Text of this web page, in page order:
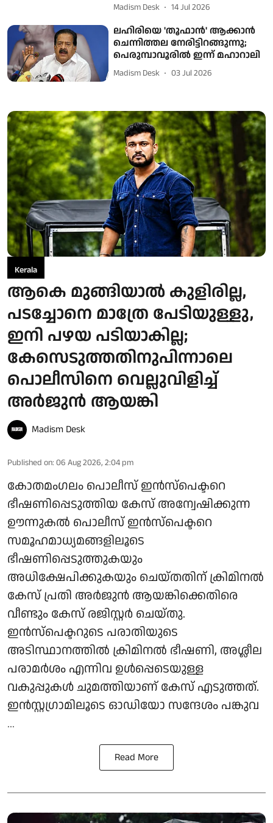
Madism Desk 14 Jul 2026
ലഹിരിയെ 'തൂഫാൻ' ആക്കാൻ
ചെന്നിത്തല നേരിട്ടിറങ്ങുന്നു;
പെരുമ്പാവൂരില്‍ ഇന്ന് മഹാറാലി
Madism Desk 03 Jul 2026
Kerala
ആകെ മുങ്ങിയാൽ കുളിരില്ല,
പടച്ചോനെ മാത്രേ പേടിയുള്ളു,
ഇനി പഴയ പടിയാകില്ല;
കേസെടുത്തതിനുപിന്നാലെ
പൊലീസിനെ വെല്ലുവിളിച്ച്
അര്‍ജുന്‍ ആയങ്കി
Madism Desk
Published on: 06 Aug 2026, 2:04 pm
കോതമംഗലം പൊലീസ് ഇൻസ്പെക്ടറെ
ഭീഷണിപ്പെടുത്തിയ കേസ് അന്വേഷിക്കുന്ന
ഊന്നുകൽ പൊലീസ് ഇൻസ്പെക്ടറെ
സമൂഹമാധ്യമങ്ങളിലൂടെ
ഭീഷണിപ്പെടുത്തുകയും
അധിക്ഷേപിക്കുകയും ചെയ്തതിന് ക്രിമിനൽ
കേസ് പ്രതി അർജുൻ ആയങ്കിക്കെതിരെ
വീണ്ടും കേസ് രജിസ്റ്റർ ചെയ്തു.
ഇൻസ്പെക്ടറുടെ പരാതിയുടെ
അടിസ്ഥാനത്തിൽ ക്രിമിനൽ ഭീഷണി, അശ്ലീല
പരാമർശം എന്നിവ ഉൾപ്പെടെയുള്ള
വകുപ്പുകൾ ചുമത്തിയാണ് കേസ് എടുത്തത്.
ഇൻസ്റ്റഗ്രാമിലൂടെ ഓഡിയോ സന്ദേശം പങ്കുവ
...
Read More